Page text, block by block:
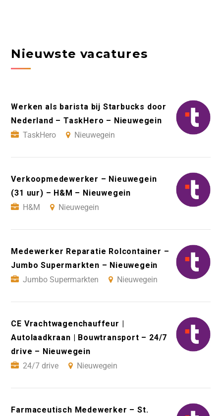
Nieuwste vacatures
Werken als barista bij Starbucks door
Nederland – TaskHero – Nieuwegein
TaskHero
Nieuwegein
Verkoopmedewerker – Nieuwegein
(31 uur) – H&M – Nieuwegein
H&M
Nieuwegein
Medewerker Reparatie Rolcontainer –
Jumbo Supermarkten – Nieuwegein
Jumbo Supermarkten
Nieuwegein
CE Vrachtwagenchauffeur |
Autolaadkraan | Bouwtransport – 24/7
drive – Nieuwegein
24/7 drive
Nieuwegein
Farmaceutisch Medewerker – St.